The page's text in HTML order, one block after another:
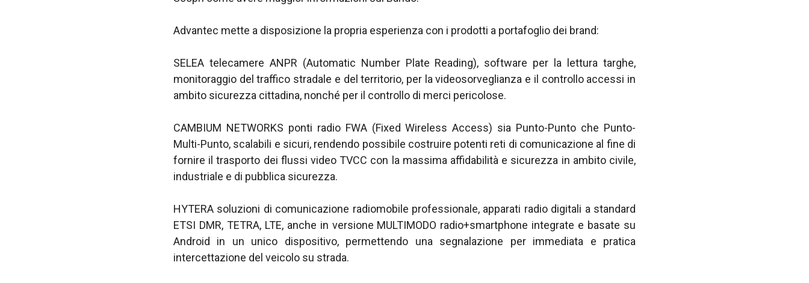
Advantec mette a disposizione la propria esperienza con i prodotti a portafoglio dei brand:
SELEA telecamere ANPR (Automatic Number Plate Reading), software per la lettura targhe,
monitoraggio del traffico stradale e del territorio, per la videosorveglianza e il controllo accessi in
ambito sicurezza cittadina, nonché per il controllo di merci pericolose.
CAMBIUM NETWORKS ponti radio FWA (Fixed Wireless Access) sia Punto-Punto che Punto-
Multi-Punto, scalabili e sicuri, rendendo possibile costruire potenti reti di comunicazione al fine di
fornire il trasporto dei flussi video TVCC con la massima affidabilità e sicurezza in ambito civile,
industriale e di pubblica sicurezza.
HYTERA soluzioni di comunicazione radiomobile professionale, apparati radio digitali a standard
ETSI DMR, TETRA, LTE, anche in versione MULTIMODO radio+smartphone integrate e basate su
Android in un unico dispositivo, permettendo una segnalazione per immediata e pratica
intercettazione del veicolo su strada.